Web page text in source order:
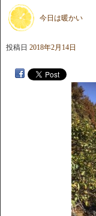
今日は暖かい
投稿日 2018年2月14日